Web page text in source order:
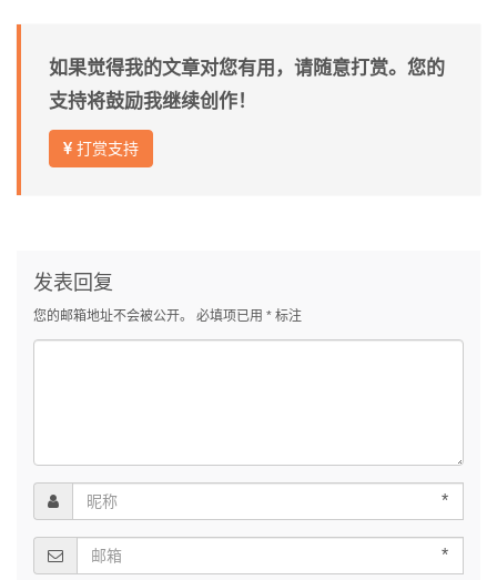
如果觉得我的文章对您有用，请随意打赏。您的
支持将鼓励我继续创作！
打赏支持
发表回复
您的邮箱地址不会被公开。 必填项已用 * 标注
*
*